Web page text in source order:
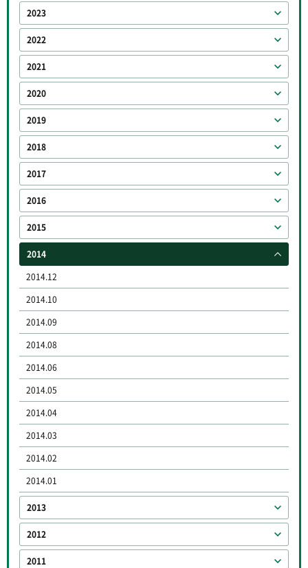
2023
2022
2021
2020
2019
2018
2017
2016
2015
2014
2014.12
2014.10
2014.09
2014.08
2014.06
2014.05
2014.04
2014.03
2014.02
2014.01
2013
2012
2011